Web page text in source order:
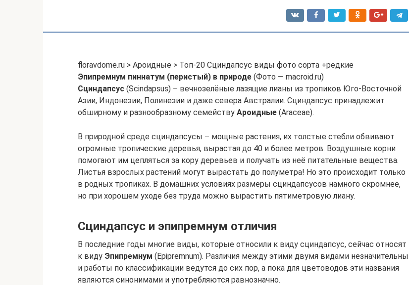
floravdome.ru > Ароидные > Топ-20 Сциндапсус виды фото сорта +редкие
Эпипремнум пиннатум (перистый) в природе (Фото — macroid.ru)
Сциндапсус (Scindapsus) – вечнозелёные лазящие лианы из тропиков Юго-Восточной
Азии, Индонезии, Полинезии и даже севера Австралии. Сциндапсус принадлежит
обширному и разнообразному семейству Ароидные (Araceae).
В природной среде сциндапсусы – мощные растения, их толстые стебли обвивают
огромные тропические деревья, вырастая до 40 и более метров. Воздушные корни
помогают им цепляться за кору деревьев и получать из неё питательные вещества.
Листья взрослых растений могут вырастать до полуметра! Но это происходит только
в родных тропиках. В домашних условиях размеры сциндапсусов намного скромнее,
но при хорошем уходе без труда можно вырастить пятиметровую лиану.
Сциндапсус и эпипремнум отличия
В последние годы многие виды, которые относили к виду сциндапсус, сейчас относят
к виду Эпипремнум (Epipremnum). Различия между этими двумя видами незначительны
и работы по классификации ведутся до сих пор, а пока для цветоводов эти названия
являются синонимами и употребляются равнозначно.